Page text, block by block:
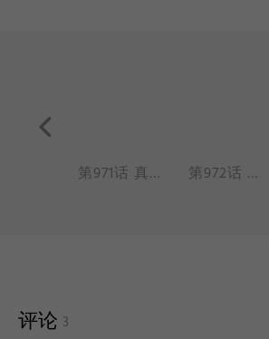
第971话 真人不露相。 第972话 瑞雪惊千里，同云暗九霄。
评论 3